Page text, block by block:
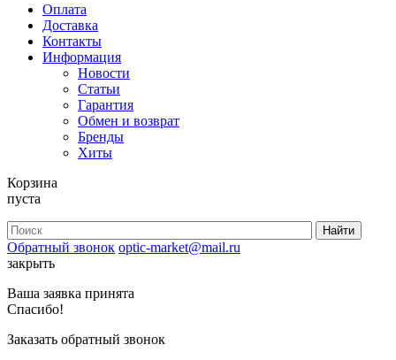
Оплата
Доставка
Контакты
Информация
Новости
Статьи
Гарантия
Обмен и возврат
Бренды
Хиты
Корзина
пуста
Обратный звонок optic-market@mail.ru
закрыть
Ваша заявка принята
Спасибо!
Заказать обратный звонок